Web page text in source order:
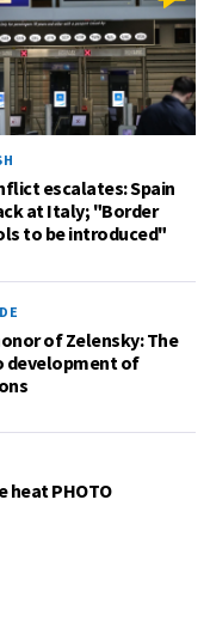
escalates: Spain
at Italy; "Border
to be introduced"
of Zelensky: The
development of
heat PHOTO